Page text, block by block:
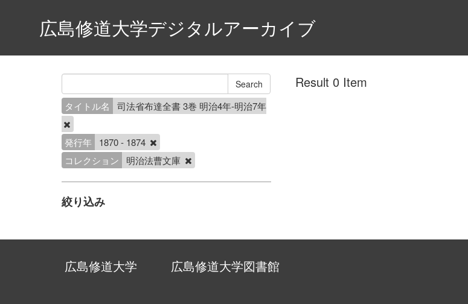
広島修道大学デジタルアーカイブ
タイトル名 司法省布達全書 3巻 明治4年-明治7年
発行年
1870 - 1874
コレクション
明治法曹文庫
絞り込み
Result 0 Item
広島修道大学 広島修道大学図書館